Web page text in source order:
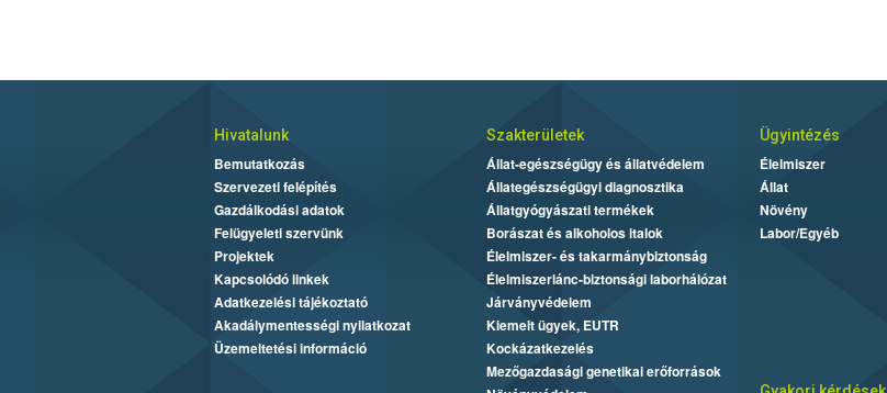
Hivatalunk
Bemutatkozás
Szervezeti felépítés
Gazdálkodási adatok
Felügyeleti szervünk
Projektek
Kapcsolódó linkek
Adatkezelési tájékoztató
Akadálymentességi nyilatkozat
Üzemeltetési információ
Szakterületek
Állat-egészségügy és állatvédelem
Állategészségügyi diagnosztika
Állatgyógyászati termékek
Borászat és alkoholos italok
Élelmiszer- és takarmánybiztonság
Élelmiszerlánc-biztonsági laborhálózat
Járványvédelem
Kiemelt ügyek, EUTR
Kockázatkezelés
Mezőgazdasági genetikai erőforrások
Ügyintézés
Élelmiszer
Állat
Növény
Labor/Egyéb